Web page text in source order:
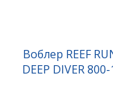
Воблер REEF
DEEP DIVER